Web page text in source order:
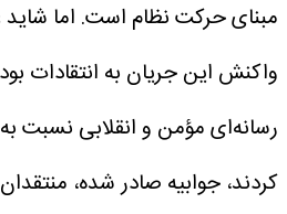
مبنای حرکت نظام است. اما
واکنش این جریان به انتقادات
رسانه‌ای مؤمن و انقلابی نسبت
کردند، جوابیه صادر شده،